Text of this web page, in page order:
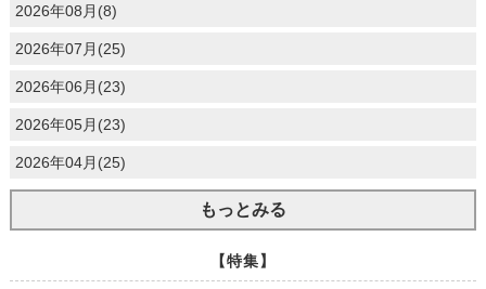
2026年08月(8)
2026年07月(25)
2026年06月(23)
2026年05月(23)
2026年04月(25)
もっとみる
【特集】